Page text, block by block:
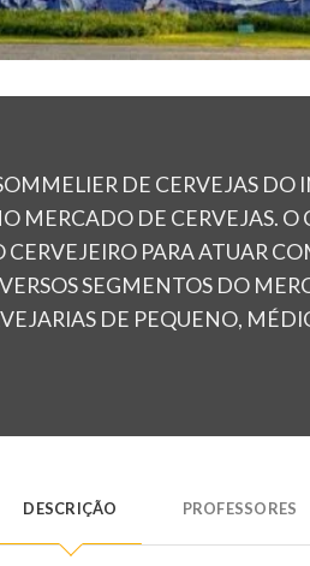
DE CERVEJAS
MERCADO DE CERVEJAS.
PARA ATUAR
SEGMENTOS DO
DE PEQUENO,
DESCRIÇÃO PROFESSORES